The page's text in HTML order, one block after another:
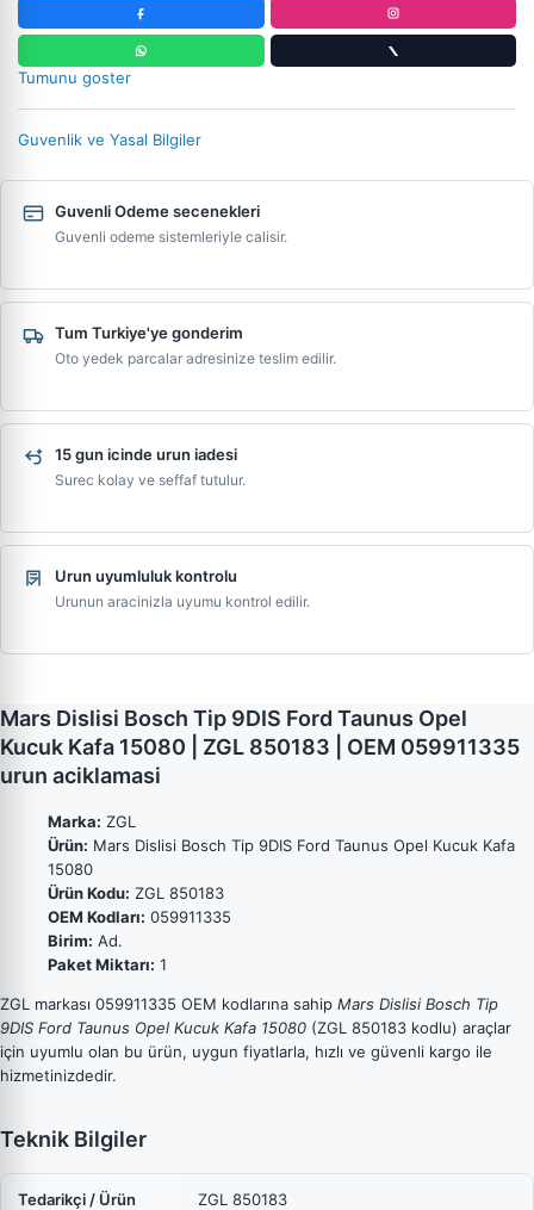
Tumunu goster
Guvenlik ve Yasal Bilgiler
Guvenli Odeme secenekleri
Guvenli odeme sistemleriyle calisir.
Tum Turkiye'ye gonderim
Oto yedek parcalar adresinize teslim edilir.
15 gun icinde urun iadesi
Surec kolay ve seffaf tutulur.
Urun uyumluluk kontrolu
Urunun aracinizla uyumu kontrol edilir.
Mars Dislisi Bosch Tip 9DIS Ford Taunus Opel
Kucuk Kafa 15080 | ZGL 850183 | OEM 059911335
urun aciklamasi
Marka: ZGL
Ürün: Mars Dislisi Bosch Tip 9DIS Ford Taunus Opel Kucuk Kafa
15080
Ürün Kodu: ZGL 850183
OEM Kodları: 059911335
Birim: Ad.
Paket Miktarı: 1
ZGL markası 059911335 OEM kodlarına sahip Mars Dislisi Bosch Tip
9DIS Ford Taunus Opel Kucuk Kafa 15080 (ZGL 850183 kodlu) araçlar
için uyumlu olan bu ürün, uygun fiyatlarla, hızlı ve güvenli kargo ile
hizmetinizdedir.
Teknik Bilgiler
Tedarikçi / Ürün
ZGL 850183